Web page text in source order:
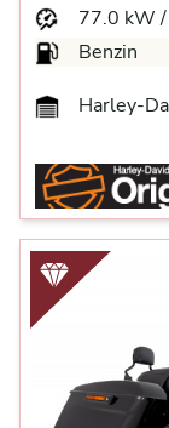
77.0 kW
Benzin
Harley-